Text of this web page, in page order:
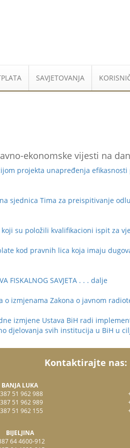
SAVJETOVANJA
ekonomske vijesti na
projekta unapređenja
sjednica Tima za preispitivanje
koji su položili kvalifikacioni ispit za
kod pravnih lica koja imaju
FISKALNOG SAVJETA . . . dalje
o izmjenama Zakona o javnom
izmjene Ustava BiH radi
djelovanja svih institucija u BiH u
Kontaktirajte nas:
BANJA LUKA
51 962 988
51 962 989
51 962 155
BIJELJINA
64 4600-912